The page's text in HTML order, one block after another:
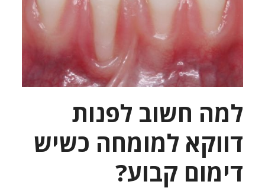
למה חשוב לפנות
דווקא למומחה כשיש
דימום קבוע?